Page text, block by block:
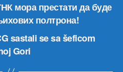
мора престати да буде
полтрона!
sastali se sa šeficom
Gori